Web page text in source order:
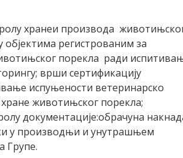
хранеи производа
регистрованим за
порекла ради
врши сертификацију
испуњености ветеринарско
животињског порекла;
документациje:обрачуна
у производњи и унутрашњем
Групе.